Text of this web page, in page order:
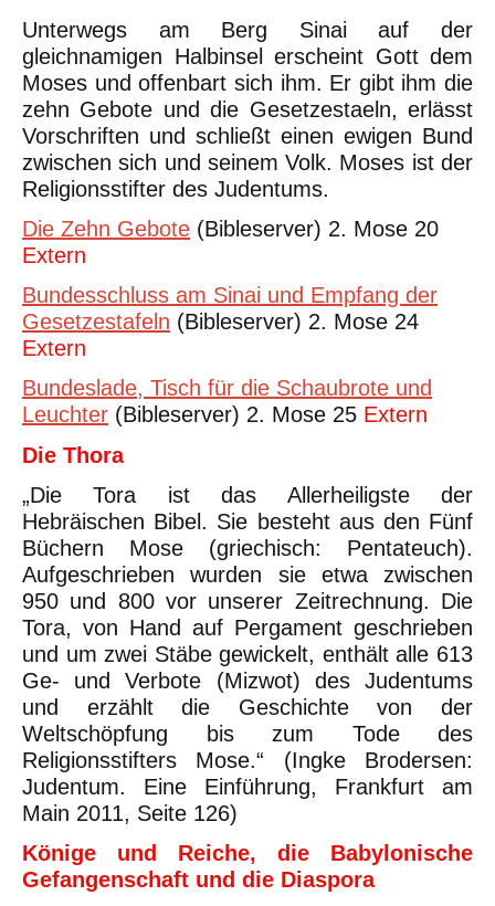
Unterwegs am Berg Sinai auf der
gleichnamigen Halbinsel erscheint Gott dem
Moses und offenbart sich ihm. Er gibt ihm die
zehn Gebote und die Gesetzestaeln, erlässt
Vorschriften und schließt einen ewigen Bund
zwischen sich und seinem Volk. Moses ist der
Religionsstifter des Judentums.
Die Zehn Gebote (Bibleserver) 2. Mose 20
Extern
Bundesschluss am Sinai und Empfang der
Gesetzestafeln (Bibleserver) 2. Mose 24
Extern
Bundeslade, Tisch für die Schaubrote und
Leuchter (Bibleserver) 2. Mose 25 Extern
Die Thora
„Die Tora ist das Allerheiligste der
Hebräischen Bibel. Sie besteht aus den Fünf
Büchern Mose (griechisch: Pentateuch).
Aufgeschrieben wurden sie etwa zwischen
950 und 800 vor unserer Zeitrechnung. Die
Tora, von Hand auf Pergament geschrieben
und um zwei Stäbe gewickelt, enthält alle 613
Ge- und Verbote (Mizwot) des Judentums
und erzählt die Geschichte von der
Weltschöpfung bis zum Tode des
Religionsstifters Mose.“ (Ingke Brodersen:
Judentum. Eine Einführung, Frankfurt am
Main 2011, Seite 126)
Könige und Reiche, die Babylonische
Gefangenschaft und die Diaspora